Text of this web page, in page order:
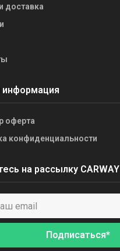
доставка
информация
оферта
конфиденциальности
на рассылку CARWAY
Подписаться*